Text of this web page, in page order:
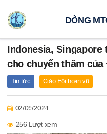
Indonesia,
cho chuyến thăm của
Tin tức Giáo Hội hoàn vũ
02/09/2024
256 Lượt xem
DÒNG